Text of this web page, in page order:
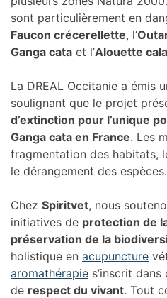
sont particulièrement en
Faucon crécerellette, l’
Ganga cata et l’Alouette
La DREAL Occitanie a émis
soulignant que le projet
d’extinction pour l’unique
Ganga cata en France. Les
fragmentation des habitats,
le dérangement des espèces.
Chez Spiritvet, nous
initiatives de protection de
préservation de la
holistique en acupuncture
aromathérapie s’inscrit
de respect du vivant. Tout